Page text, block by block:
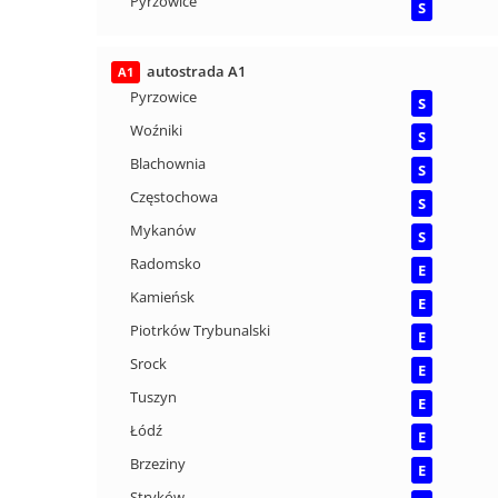
S
A1
autostrada A1
Pyrzowice
S
Woźniki
S
Blachownia
S
Częstochowa
S
Mykanów
S
Radomsko
E
Kamieńsk
E
Piotrków Trybunalski
E
Srock
E
Tuszyn
E
Łódź
E
Brzeziny
E